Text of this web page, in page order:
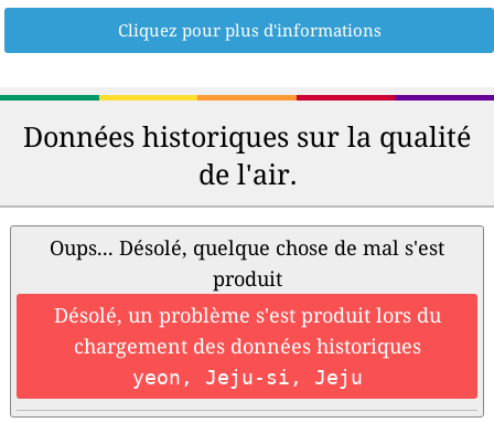
Cliquez pour plus d'informations
Données historiques sur la qualité
de l'air.
Oups... Désolé, quelque chose de mal s'est
produit
Désolé, un problème s'est produit lors du
chargement des données historiques
yeon, Jeju-si, Jeju